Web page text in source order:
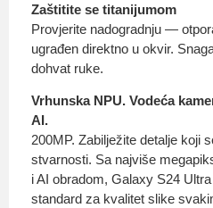
Zaštitite se titanijumom
Provjerite nadogradnju —
ugrađen direktno u okvir.
dohvat ruke.
Vrhunska NPU. Vodeća
AI.
200MP. Zabilježite detalje koji
stvarnosti. Sa najviše
i AI obradom, Galaxy S24
standard za kvalitet slike